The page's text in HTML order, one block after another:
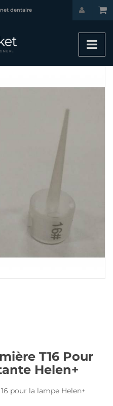
dentaire
T16 Pour
Helen+
pour la lampe Helen+